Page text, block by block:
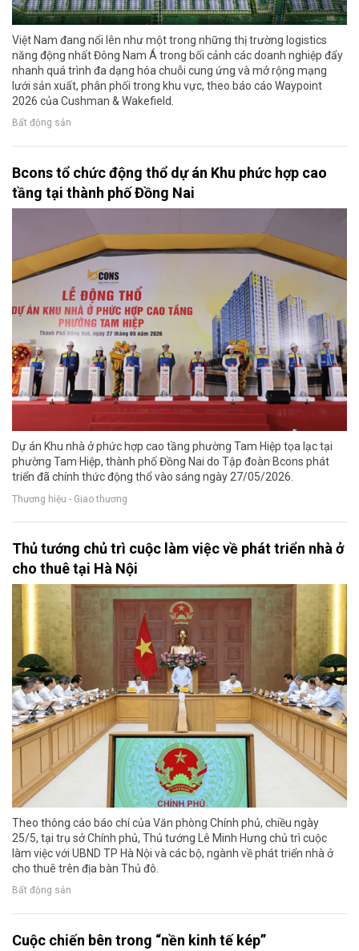
Việt Nam đang nổi lên như một trong những thị trường logistics
năng động nhất Đông Nam Á trong bối cảnh các doanh nghiệp đẩy
nhanh quá trình đa dạng hóa chuỗi cung ứng và mở rộng mạng
lưới sản xuất, phân phối trong khu vực, theo báo cáo Waypoint
2026 của Cushman & Wakefield.
Bất động sản
Bcons tổ chức động thổ dự án Khu phức hợp cao
tầng tại thành phố Đồng Nai
Dự án Khu nhà ở phức hợp cao tầng phường Tam Hiệp tọa lạc tại
phường Tam Hiệp, thành phố Đồng Nai do Tập đoàn Bcons phát
triển đã chính thức động thổ vào sáng ngày 27/05/2026.
Thương hiệu - Giao thương
Thủ tướng chủ trì cuộc làm việc về phát triển nhà ở
cho thuê tại Hà Nội
Theo thông cáo báo chí của Văn phòng Chính phủ, chiều ngày
25/5, tại trụ sở Chính phủ, Thủ tướng Lê Minh Hưng chủ trì cuộc
làm việc với UBND TP Hà Nội và các bộ, ngành về phát triển nhà ở
cho thuê trên địa bàn Thủ đô.
Bất động sản
Cuộc chiến bên trong “nền kinh tế kép”